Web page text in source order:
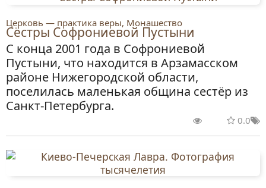
Церковь — практика веры, Монашество
Сёстры Софрониевой Пустыни
С конца 2001 года в Софрониевой
Пустыни, что находится в Арзамасском
районе Нижегородской области,
поселилась маленькая община сестёр из
Санкт-Петербурга.
0.0